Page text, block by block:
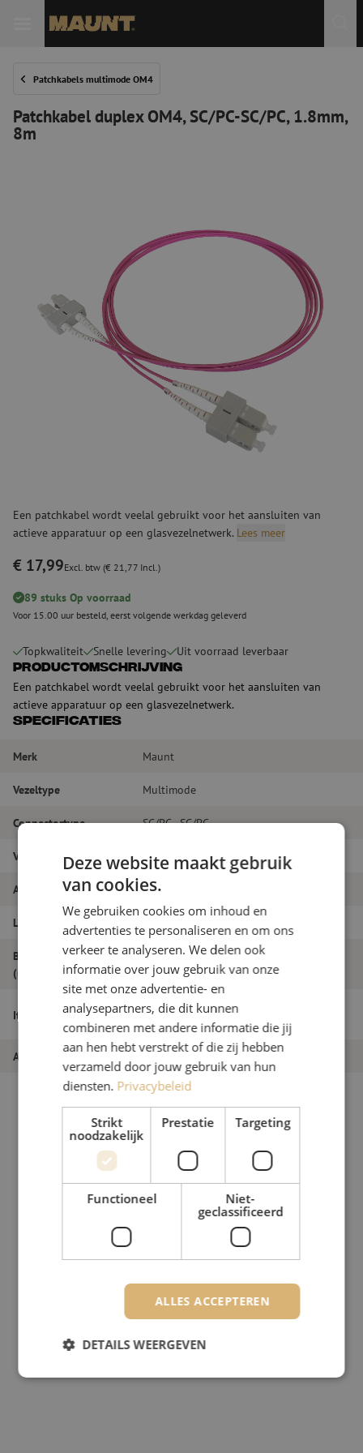
Patchkabels multimode OM4
Patchkabel duplex OM4, SC/PC-SC/PC, 1.8mm,
8m
Een patchkabel wordt veelal gebruikt voor het aansluiten van
actieve apparatuur op een glasvezelnetwerk. Lees meer
€ 17,99Excl. btw (€ 21,77 Incl.)
89 stuks Op voorraad
Voor 15.00 uur besteld, eerst volgende werkdag geleverd
Topkwaliteit Snelle levering Uit voorraad leverbaar
Productomschrijving
Een patchkabel wordt veelal gebruikt voor het aansluiten van
actieve apparatuur op een glasvezelnetwerk.
Specificaties
Merk Maunt
Vezeltype Multimode
Connectortype SC/PC - SC/PC
Vezelsoort OM4
Aantal vezels Duplex
Lengte
Buitendiameter
(mm)
1.8
Itemnaam
Patchkabel duplex OM4, SC/PC-SC/PC,
1.8mm, 8m
Artikelnummer M20000083
Deze website maakt gebruik
van cookies.
We gebruiken cookies om inhoud en
advertenties te personaliseren en om ons
verkeer te analyseren. We delen ook
informatie over jouw gebruik van onze
site met onze advertentie- en
analysepartners, die dit kunnen
combineren met andere informatie die jij
aan hen hebt verstrekt of die zij hebben
verzameld door jouw gebruik van hun
diensten. Privacybeleid
Strikt
noodzakelijk
Prestatie Targeting
Functioneel
Niet-
geclassificeerd
ALLES ACCEPTEREN
DETAILS WEERGEVEN